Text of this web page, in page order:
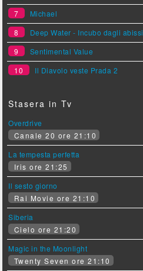
7
Michael
8
Deep Water - Incubo dagli abissi
9
Sentimental Value
10
Il Diavolo veste Prada 2
Stasera in Tv
Overdrive
Canale 20 ore 21:10
La tempesta perfetta
Iris ore 21:25
Il sesto giorno
Rai Movie ore 21:10
Siberia
Cielo ore 21:20
Magic in the Moonlight
Twenty Seven ore 21:10